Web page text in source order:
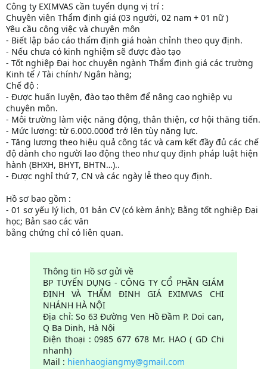
Công ty EXIMVAS cần tuyển dụng vị trí :
Chuyên viên Thẩm định giá (03 người, 02 nam + 01 nữ )
Yêu cầu công việc và chuyên môn
- Biết lập báo cáo thẩm định giá hoàn chỉnh theo quy định.
- Nếu chưa có kinh nghiệm sẽ được đào tạo
- Tốt nghiệp Đại học chuyên ngành Thẩm định giá các trường
Kinh tế / Tài chính/ Ngân hàng;
Chế độ :
- Được huấn luyện, đào tạo thêm để nâng cao nghiệp vụ
chuyên môn.
- Môi trường làm việc năng động, thân thiện, cơ hội thăng tiến.
- Mức lương: từ 6.000.000đ trở lên tùy năng lực.
- Tăng lương theo hiệu quả công tác và cam kết đầy đủ các chế
độ dành cho người lao động theo như quy định pháp luật hiện
hành (BHXH, BHYT, BHTN…)..
- Được nghỉ thứ 7, CN và các ngày lễ theo quy định.
Hồ sơ bao gồm :
- 01 sơ yếu lý lịch, 01 bản CV (có kèm ảnh); Bằng tốt nghiệp Đại
học; Bản sao các văn
bằng chứng chỉ có liên quan.
Thông tin Hồ sơ gửi về
BP TUYỂN DỤNG - CÔNG TY CỔ PHẦN GIÁM
ĐỊNH VÀ THẨM ĐỊNH GIÁ EXIMVAS CHI
NHÁNH HÀ NỘI
Địa chỉ: So 63 Đường Ven Hồ Đầm P. Doi can,
Q Ba Dinh, Hà Nội
Điện thoại : 0985 677 678 Mr. HAO ( GD Chi
nhanh)
Mail : hienhaogiangmy@gmail.com